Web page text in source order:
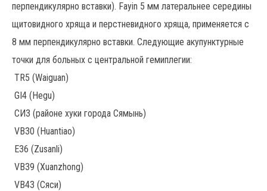
перпендикулярно вставки). Fayin 5 мм латеральнее середины
щитовидного хряща и перстневидного хряща, применяется с
8 мм перпендикулярно вставки. Следующие акупунктурные
точки для больных с центральной гемиплегии:
TR5 (Waiguan)
GI4 (Hegu)
СИ3 (районе хуки города Сямынь)
VB30 (Huantiao)
E36 (Zusanli)
VB39 (Xuanzhong)
VB43 (Сяси)